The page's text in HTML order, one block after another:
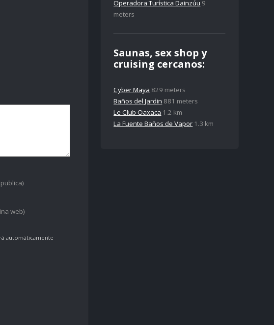
web)
automáticamente
Operadora Turística Dainzúu 9
meters
Saunas, sex shop y
cruising cercanos:
Cyber Maya 829 meters
Baños del Jardin 881 meters
Le Club Oaxaca 1.2 km
La Fuente Baños de Vapor 1.3 km